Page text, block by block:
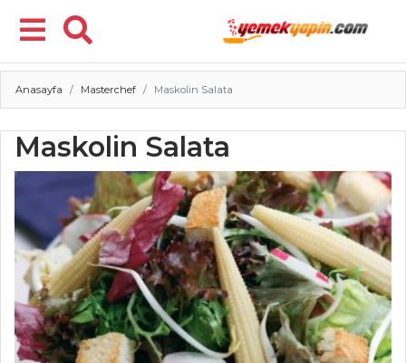
Menü
Anasayfa Masterchef Maskolin Salata
Maskolin Salata